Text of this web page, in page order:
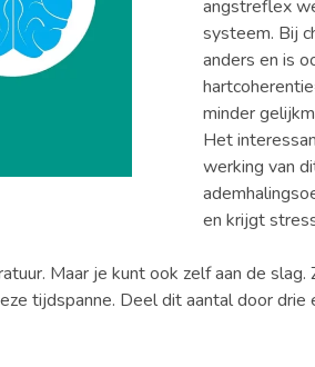
angstreflex
systeem. Bij
anders en is
minder
Het
werking van
en krijgt
Maar je kunt ook zelf aan de
tijdspanne. Deel dit aantal door